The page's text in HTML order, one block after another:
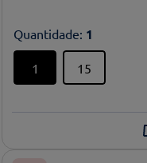
Quantidade: 1
1 15